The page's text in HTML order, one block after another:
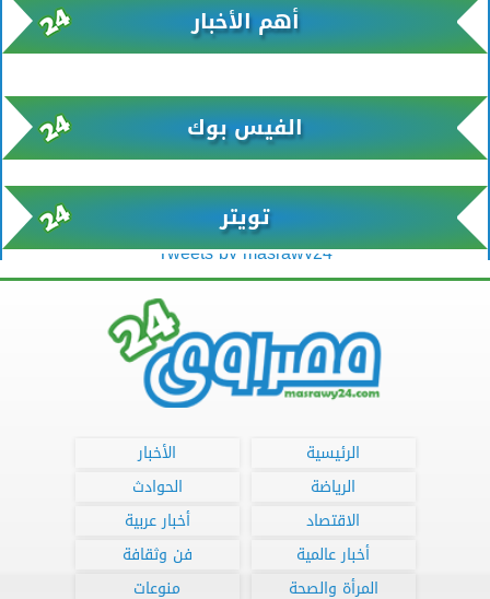
أهم الأخبار
الفيس بوك
تويتر
Tweets by masrawy24
الرئيسية
الأخبار
الرياضة
الحوادث
الاقتصاد
أخبار عربية
أخبار عالمية
فن وثقافة
المرأة والصحة
منوعات